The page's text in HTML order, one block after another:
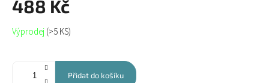
488 Kč
Měrná
cena:
Výprodej(>5 KS)
Přidat do košíku